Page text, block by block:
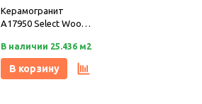
Керамогранит
A17950 Select Wood
ректификат
21,8х89,8, Cersanit
В наличии 25.436 м2
В корзину